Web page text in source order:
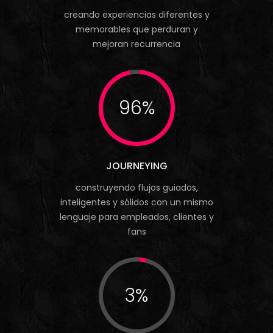
creando experiencias diferentes y
memorables que perduran y
mejoran recurrencia
96%
JOURNEYING
construyendo flujos guiados,
inteligentes y sólidos con un mismo
lenguaje para empleados, clientes y
fans
3%